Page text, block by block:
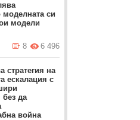
моделната си
модели
6 496
8
стратегия на
ескалация с
без да
война